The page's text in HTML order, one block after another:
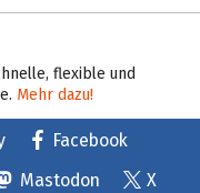
flexible und
Mehr dazu!
Facebook
Mastodon X